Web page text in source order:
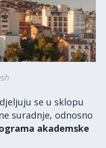
se u sklopu
suradnje, odnosno
akademske